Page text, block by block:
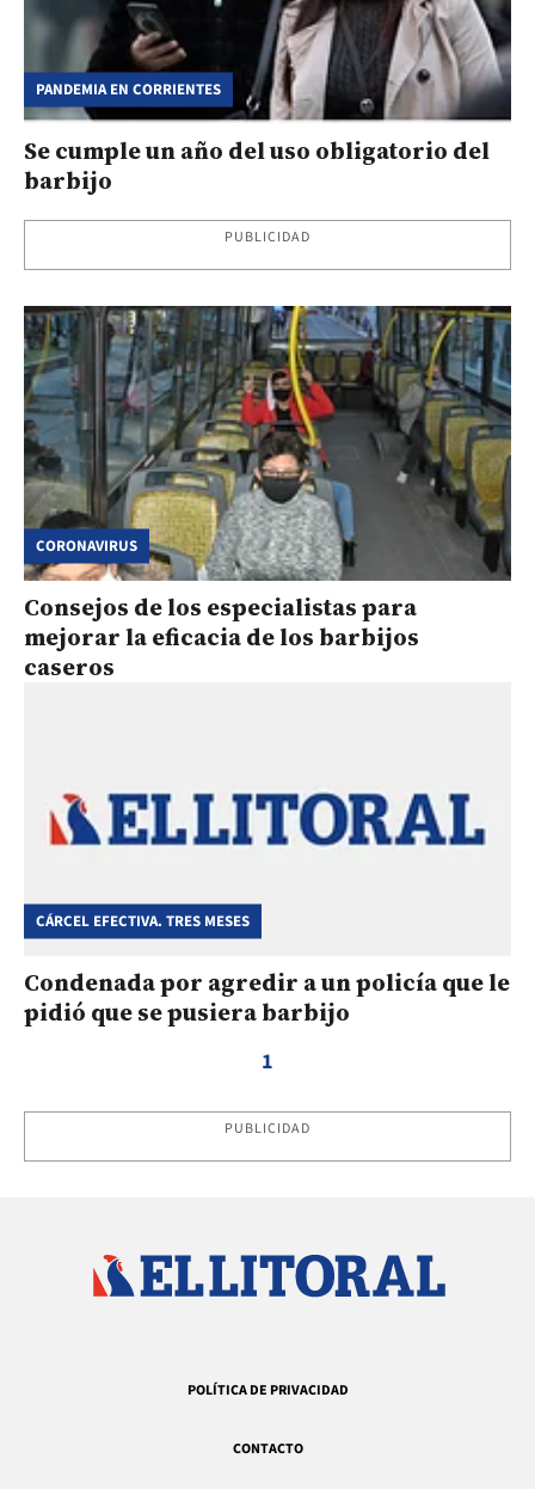
PANDEMIA EN CORRIENTES
Se cumple un año del uso obligatorio del
barbijo
PUBLICIDAD
CORONAVIRUS
Consejos de los especialistas para
mejorar la eficacia de los barbijos
caseros
CÁRCEL EFECTIVA. TRES MESES
Condenada por agredir a un policía que le
pidió que se pusiera barbijo
1
PUBLICIDAD
POLÍTICA DE PRIVACIDAD
CONTACTO